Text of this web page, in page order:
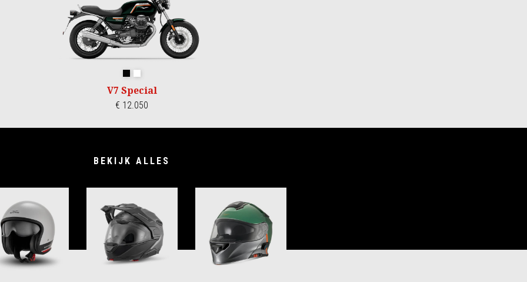
V7 Special
€ 12.050
BEKIJK ALLES